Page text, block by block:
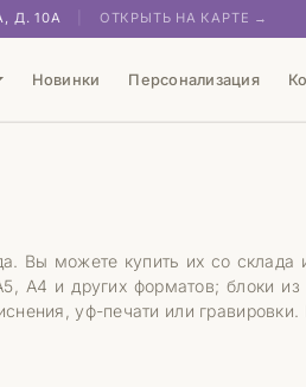
Д. 10А ОТКРЫТЬ НА КАРТЕ →
Новинки Персонализация
Вы можете купить их со склада
А4 и других форматов; блоки
уф-печати или